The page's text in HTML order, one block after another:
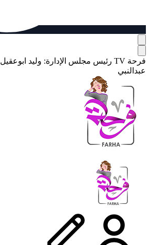
فرحة TV رئيس مجلس الإدارة: وليد ابوعقيل
عبدالنبي